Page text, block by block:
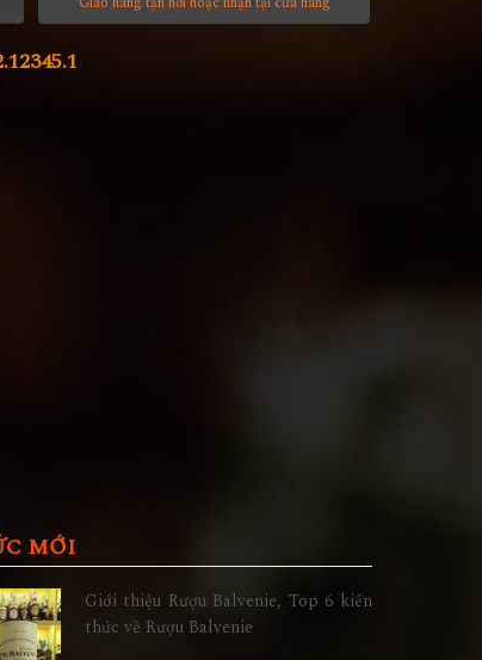
MỚI
Giới thiệu Rượu Balvenie, Top 6 kiến
thức về Rượu Balvenie